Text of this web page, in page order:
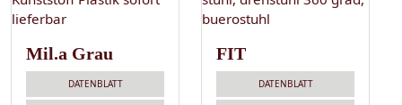
Mil.a Grau
DATENBLATT
FIT
DATENBLATT